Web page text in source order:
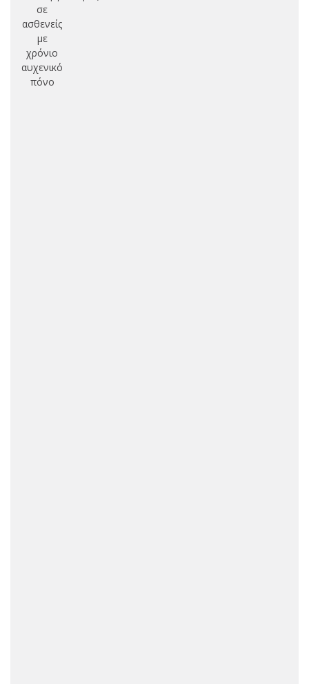
σε
ασθενείς
με
χρόνιο
αυχενικό
πόνο